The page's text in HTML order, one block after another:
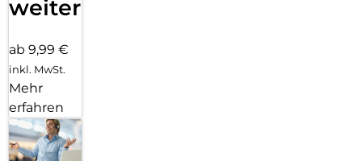
weiter
ab 9,99 €
inkl. MwSt.
Mehr
erfahren